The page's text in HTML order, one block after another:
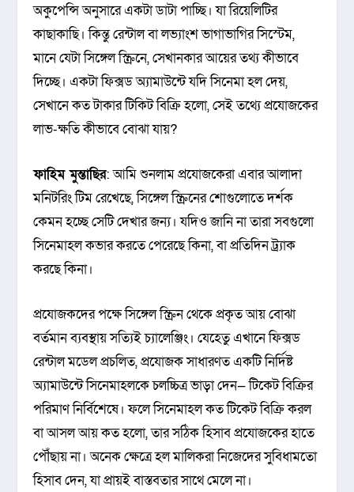
অকুপেন্সি অনুসারে একটা ডাটা পাচ্ছি। যা রিয়েলিটির
কাছাকাছি। কিন্তু রেন্টাল বা লভ্যাংশ ভাগাভাগির সিস্টেম,
মানে যেটা সিঙ্গেল স্ক্রিনে, সেখানকার আয়ের তথ্য কীভাবে
দিচ্ছে। একটা ফিক্সড অ্যামাউন্টে যদি সিনেমা হল দেয়,
সেখানে কত টাকার টিকিট বিক্রি হলো, সেই তথ্যে প্রযোজকের
লাভ-ক্ষতি কীভাবে বোঝা যায়?
ফাহিম মুন্তাছির: আমি শুনলাম প্রযোজকেরা এবার আলাদা
মনিটরিং টিম রেখেছে, সিঙ্গেল স্ক্রিনের শোগুলোতে দর্শক
কেমন হচ্ছে সেটি দেখার জন্য। যদিও জানি না তারা সবগুলো
সিনেমাহল কভার করতে পেরেছে কিনা, বা প্রতিদিন ট্র্যাক
করছে কিনা।
প্রযোজকদের পক্ষে সিঙ্গেল স্ক্রিন থেকে প্রকৃত আয় বোঝা
বর্তমান ব্যবস্থায় সত্যিই চ্যালেঞ্জিং। যেহেতু এখানে ফিক্সড
রেন্টাল মডেল প্রচলিত, প্রযোজক সাধারণত একটি নির্দিষ্ট
অ্যামাউন্টে সিনেমাহলকে চলচ্চিত্র ভাড়া দেন— টিকেট বিক্রির
পরিমাণ নির্বিশেষে। ফলে সিনেমাহল কত টিকেট বিক্রি করল
বা আসল আয় কত হলো, তার সঠিক হিসাব প্রযোজকের হাতে
পৌঁছায় না। অনেক ক্ষেত্রে হল মালিকরা নিজেদের সুবিধামতো
হিসাব দেন, যা প্রায়ই বাস্তবতার সাথে মেলে না।